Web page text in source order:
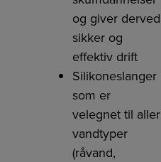
og giver derved
sikker og
effektiv drift
Silikoneslanger
som er
velegnet til aller
vandtyper
(råvand,